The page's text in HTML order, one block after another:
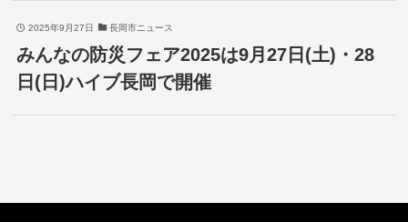
2025年9月27日 長岡市ニュース
みんなの防災フェア2025は9月27日(土)・28
日(日)ハイブ長岡で開催